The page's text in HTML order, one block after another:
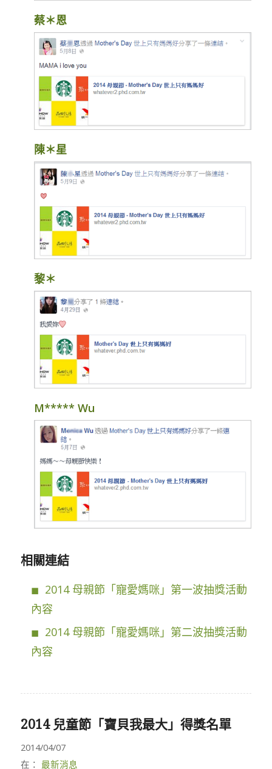
蔡＊恩
陳＊星
黎＊
M***** Wu
相關連結
2014 母親節「寵愛媽咪」第一波抽獎活動
內容
2014 母親節「寵愛媽咪」第二波抽獎活動
內容
2014 兒童節「寶貝我最大」得獎名單
2014/04/07
在： 最新消息